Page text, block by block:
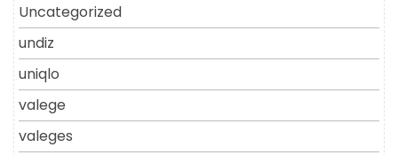
Uncategorized
undiz
uniqlo
valege
valeges